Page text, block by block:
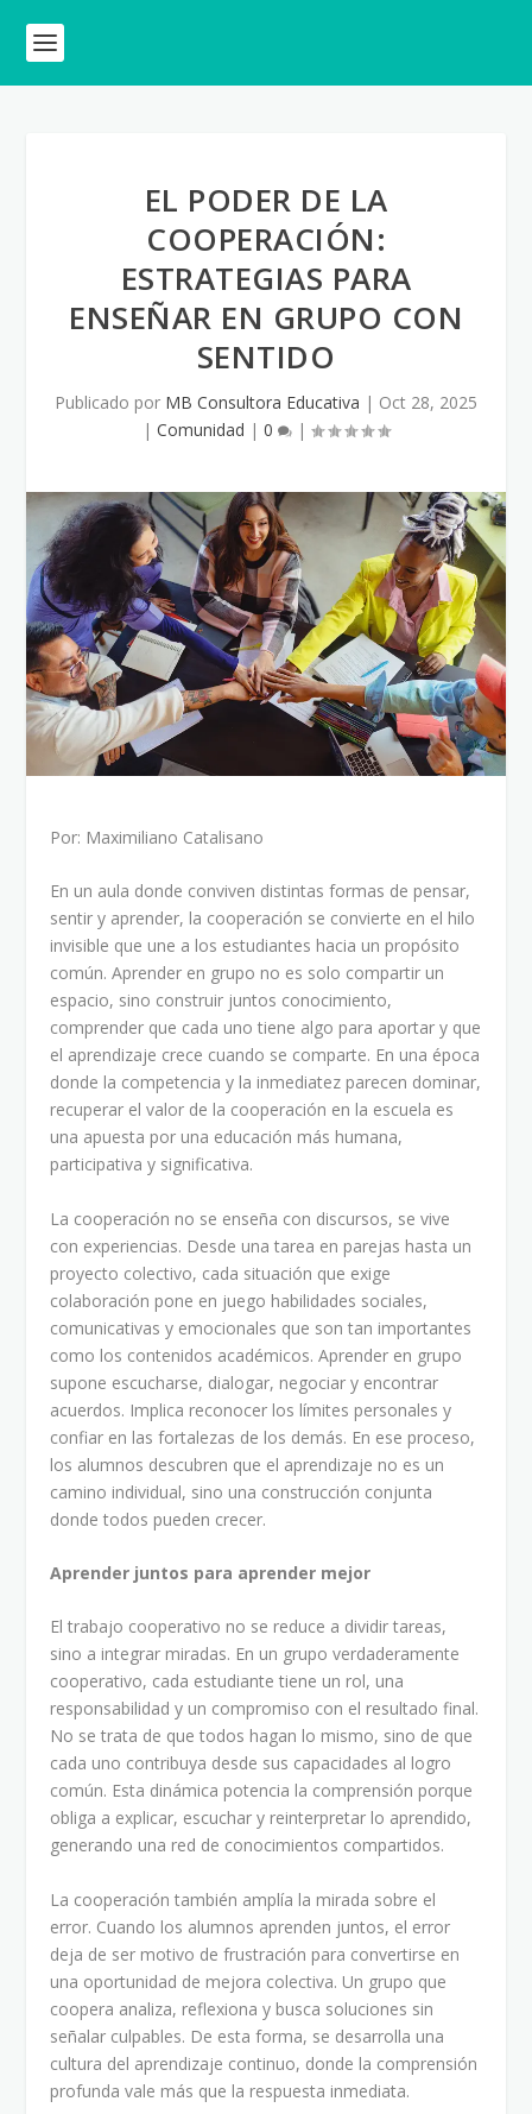
EL PODER DE LA
COOPERACIÓN:
ESTRATEGIAS PARA
ENSEÑAR EN GRUPO CON
SENTIDO
Publicado por MB Consultora Educativa | Oct 28, 2025
| Comunidad | 0 |
Por: Maximiliano Catalisano
En un aula donde conviven distintas formas de pensar,
sentir y aprender, la cooperación se convierte en el hilo
invisible que une a los estudiantes hacia un propósito
común. Aprender en grupo no es solo compartir un
espacio, sino construir juntos conocimiento,
comprender que cada uno tiene algo para aportar y que
el aprendizaje crece cuando se comparte. En una época
donde la competencia y la inmediatez parecen dominar,
recuperar el valor de la cooperación en la escuela es
una apuesta por una educación más humana,
participativa y significativa.
La cooperación no se enseña con discursos, se vive
con experiencias. Desde una tarea en parejas hasta un
proyecto colectivo, cada situación que exige
colaboración pone en juego habilidades sociales,
comunicativas y emocionales que son tan importantes
como los contenidos académicos. Aprender en grupo
supone escucharse, dialogar, negociar y encontrar
acuerdos. Implica reconocer los límites personales y
confiar en las fortalezas de los demás. En ese proceso,
los alumnos descubren que el aprendizaje no es un
camino individual, sino una construcción conjunta
donde todos pueden crecer.
Aprender juntos para aprender mejor
El trabajo cooperativo no se reduce a dividir tareas,
sino a integrar miradas. En un grupo verdaderamente
cooperativo, cada estudiante tiene un rol, una
responsabilidad y un compromiso con el resultado final.
No se trata de que todos hagan lo mismo, sino de que
cada uno contribuya desde sus capacidades al logro
común. Esta dinámica potencia la comprensión porque
obliga a explicar, escuchar y reinterpretar lo aprendido,
generando una red de conocimientos compartidos.
La cooperación también amplía la mirada sobre el
error. Cuando los alumnos aprenden juntos, el error
deja de ser motivo de frustración para convertirse en
una oportunidad de mejora colectiva. Un grupo que
coopera analiza, reflexiona y busca soluciones sin
señalar culpables. De esta forma, se desarrolla una
cultura del aprendizaje continuo, donde la comprensión
profunda vale más que la respuesta inmediata.